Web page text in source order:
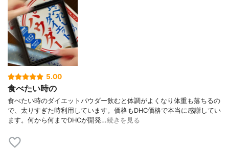
5.00
食べたい時の
食べたい時のダイエットパウダー飲むと体調がよくなり体重も落ちるの
で、太りすぎた時利用しています。価格もDHC価格で本当に感謝してい
ます。何から何までDHCが開発…続きを見る